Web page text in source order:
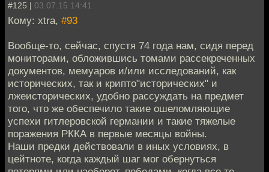
#125 | 03.07.15 14:41
Кому: xtra, #93
Вообще-то, сейчас, спустя 74 года нам, сидя перед
мониторами, обложившись томами рассекреченных
документов, мемуаров и/или исследований, как
исторических, так и крипто"исторических" и
лжеисторических, удобно рассуждать на предмет
того, что же обеспечило такие ошеломляющие
успехи гитлеровской германии и такие тяжелые
поражения РККА в первые месяцы войны.
Наши предки действовали в иных условиях, в
цейтноте, когда каждый шаг мог обернуться